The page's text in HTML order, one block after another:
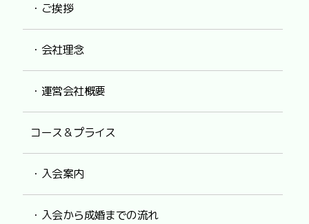
・ご挨拶
・会社理念
・運営会社概要
コース＆プライス
・入会案内
・入会から成婚までの流れ